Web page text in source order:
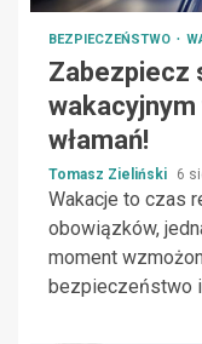
BEZPIECZEŃSTWO
Zabezpiecz
włamań!
Tomasz Zieliński 6
Wakacje to czas
obowiązków,
moment
bezpieczeństwo